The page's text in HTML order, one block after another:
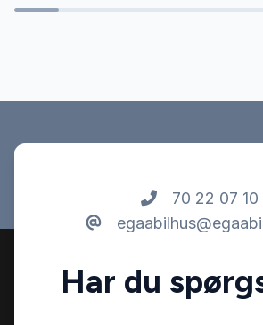
Tågelygter
USB tilslutning
70 22 07 10
Har du